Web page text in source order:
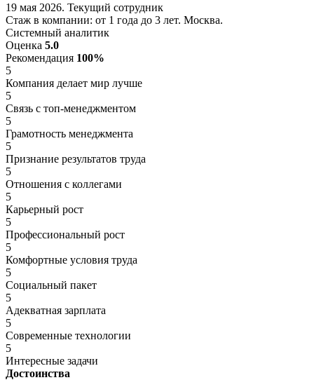
19 мая 2026. Текущий сотрудник
Стаж в компании: от 1 года до 3 лет. Москва.
Системный аналитик
Оценка 5.0
Рекомендация 100%
5
Компания делает мир лучше
5
Связь с топ-менеджментом
5
Грамотность менеджмента
5
Признание результатов труда
5
Отношения с коллегами
5
Карьерный рост
5
Профессиональный рост
5
Комфортные условия труда
5
Социальный пакет
5
Адекватная зарплата
5
Современные технологии
5
Интересные задачи
Достоинства